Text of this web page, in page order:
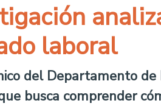
laboral
del Departamento de
busca comprender